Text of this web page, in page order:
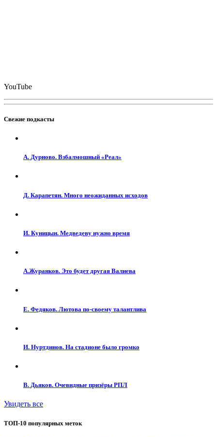
YouTube
Свежие подкасты
А. Дурново. Взбалмошный «Реал»
Д. Карапетян. Много неожиданных исходов
И. Куницын. Медведеву нужно время
А.Журанков. Это будет другая Валиева
Е. Федяков. Лютова по-своему талантлива
И. Нуртдинов. На стадионе было громко
В. Дьяков. Очевидные призёры РПЛ
Увидеть все
ТОП-10 популярных меток